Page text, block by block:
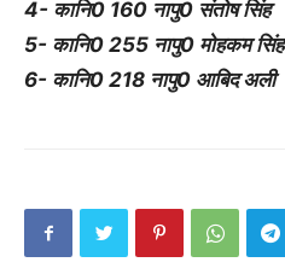
4- कानि0 160 नापु0 संतोष सिंह
5- कानि0 255 नापु0 मोहकम सिंह
6- कानि0 218 नापु0 आबिद अली